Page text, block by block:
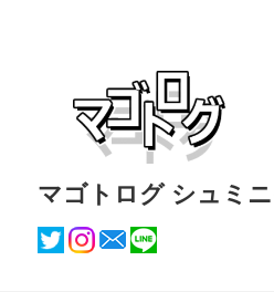
マゴトログ シュミ